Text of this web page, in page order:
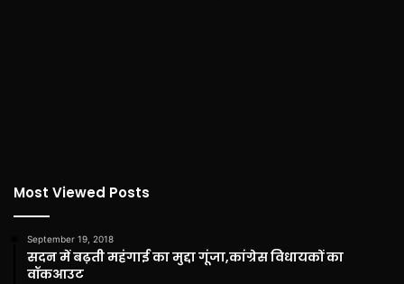
Most Viewed Posts
September 19, 2018
सदन में बढ़ती महंगाई का मुद्दा गूंजा,कांग्रेस विधायकों का
वॉकआउट